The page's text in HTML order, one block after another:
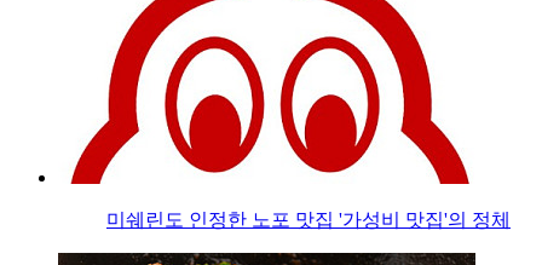
미쉐린도 인정한 노포 맛집 '가성비 맛집'의 정체